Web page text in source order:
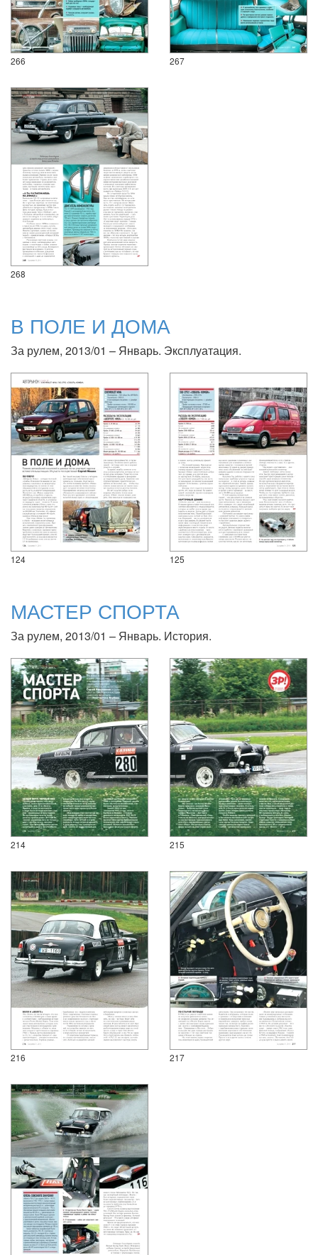
266 267
268
В ПОЛЕ И ДОМА
За рулем, 2013/01 – Январь. Эксплуатация.
124 125
МАСТЕР СПОРТА
За рулем, 2013/01 – Январь. История.
214 215
216 217